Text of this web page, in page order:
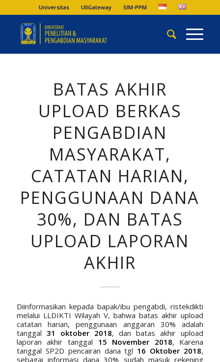
Universitas UIIGateway SIM-PPM
BATAS AKHIR
UPLOAD BERKAS
PENGABDIAN
MASYARAKAT,
CATATAN HARIAN,
PENGGUNAAN DANA
30%, DAN BATAS
UPLOAD LAPORAN
AKHIR
Diinformasikan kepada bapak/ibu pengabdi, ristekdikti
melalui LLDIKTI Wilayah V, bahwa batas akhir upload
catatan harian, penggunaan anggaran 30% adalah
tanggal 31 oktober 2018, dan batas akhir upload
laporan akhir tanggal 15 November 2018, Karena
tanggal SP2D pencairan dana tgl 16 Oktober 2018,
sebagai informasi dana 30% sudah masuk rekening